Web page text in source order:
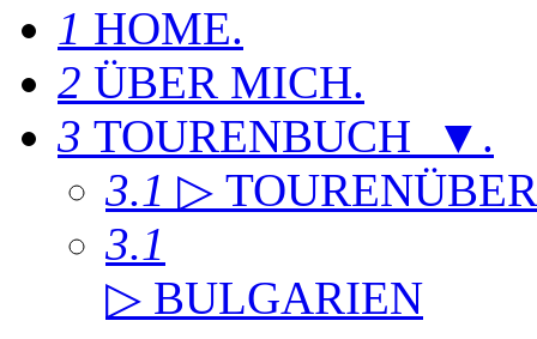
1 HOME.
2 ÜBER MICH.
3 TOURENBUCH ▼ .
3.1 ▷
3.1
▷ BULGARIEN